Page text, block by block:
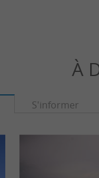
À
S'informer